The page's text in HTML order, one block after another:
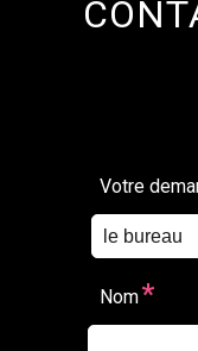
Votre
Nom*